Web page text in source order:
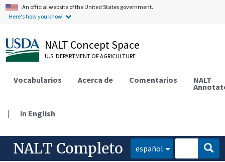
An official website of the United States government.
Here's how you know.
NALT Concept Space
U.S. DEPARTMENT OF AGRICULTURE
Vocabularios Acerca de Comentarios NALT
| in English
NALT Completo español